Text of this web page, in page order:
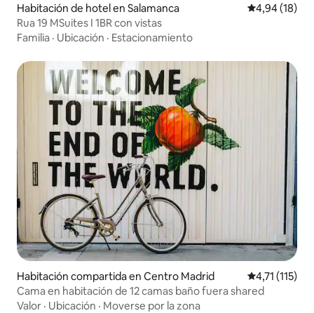
Habitación de hotel en Salamanca Calificación
4,94 (18)
Rua 19 MSuites I 1BR con vistas
Familia · Ubicación · Estacionamiento
Habitación compartida en Centro Madrid Calificación
4,71 (115)
Cama en habitación de 12 camas baño fuera shared
Valor · Ubicación · Moverse por la zona